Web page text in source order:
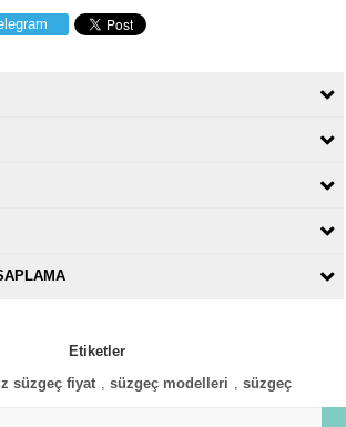
Etiketler
süzgeç fiyat süzgeç modelleri
süzgeç